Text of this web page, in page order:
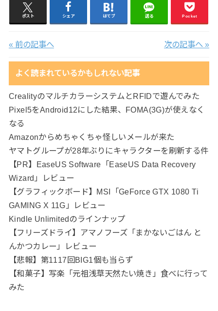
ポスト シェア はてブ 送る Pocket
« 前の記事へ 次の記事へ »
よく読まれているかもしれない記事
CrealityのマルチカラーシステムとRFIDで遊んでみた
Pixel5をAndroid12にした結果、FOMA(3G)が使えなく
なる
Amazonからめちゃくちゃ怪しいメールが来た
ヤマトグループが28年ぶりにキャラクターを刷新する件
【PR】EaseUS Software「EaseUS Data Recovery
Wizard」レビュー
【グラフィックボード】MSI「GeForce GTX 1080 Ti
GAMING X 11G」レビュー
Kindle Unlimitedのラインナップ
【フリーズドライ】アマノフーズ「まかないごはん と
んかつカレー」レビュー
【悲報】第1117回BIG1個も当らず
【和菓子】写楽「元祖浅草天然たい焼き」食べに行って
みた